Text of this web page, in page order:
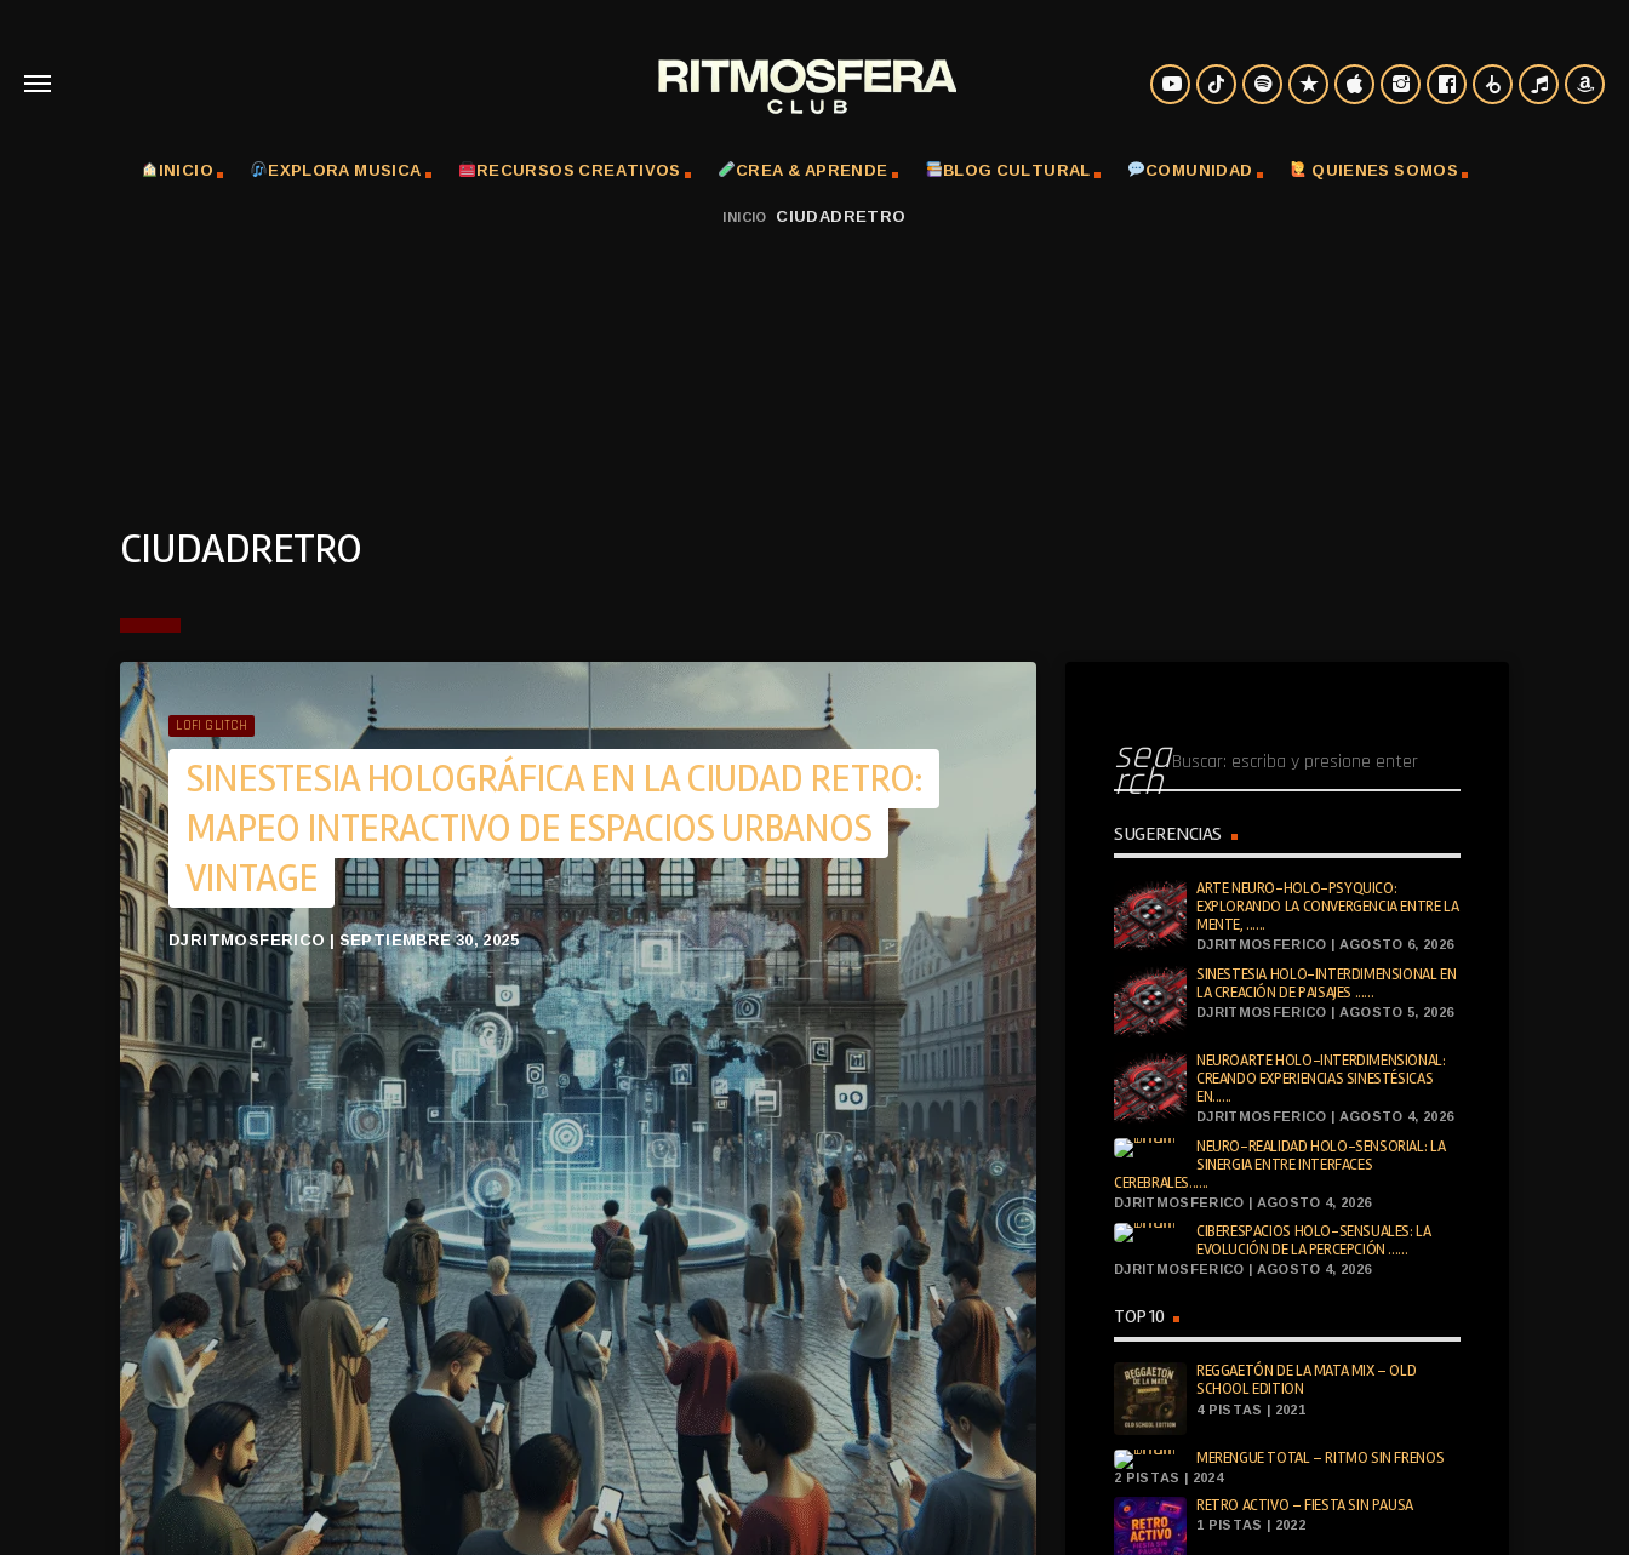
INICIO EXPLORA MUSICA RECURSOS CREATIVOS CREA & APRENDE BLOG CULTURAL COMUNIDAD QUIENES SOMOS
INICIO CIUDADRETRO
CIUDADRETRO
LOFI GLITCH
SINESTESIA HOLOGRÁFICA EN LA CIUDAD RETRO:
MAPEO INTERACTIVO DE ESPACIOS URBANOS
VINTAGE
DJRITMOSFERICO | SEPTIEMBRE 30, 2025
sea
rch
SUGERENCIAS
ARTE NEURO-HOLO-PSYQUICO:
EXPLORANDO LA CONVERGENCIA ENTRE LA
MENTE, ......
DJRITMOSFERICO | AGOSTO 6, 2026
SINESTESIA HOLO-INTERDIMENSIONAL EN
LA CREACIÓN DE PAISAJES ......
DJRITMOSFERICO | AGOSTO 5, 2026
NEUROARTE HOLO-INTERDIMENSIONAL:
CREANDO EXPERIENCIAS SINESTÉSICAS
EN......
DJRITMOSFERICO | AGOSTO 4, 2026
NEURO-REALIDAD HOLO-SENSORIAL: LA
SINERGIA ENTRE INTERFACES
CEREBRALES......
DJRITMOSFERICO | AGOSTO 4, 2026
CIBERESPACIOS HOLO-SENSUALES: LA
EVOLUCIÓN DE LA PERCEPCIÓN ......
DJRITMOSFERICO | AGOSTO 4, 2026
TOP 10
REGGAETÓN DE LA MATA MIX – OLD
SCHOOL EDITION
4 PISTAS | 2021
MERENGUE TOTAL – RITMO SIN FRENOS
2 PISTAS | 2024
RETRO ACTIVO – FIESTA SIN PAUSA
1 PISTAS | 2022